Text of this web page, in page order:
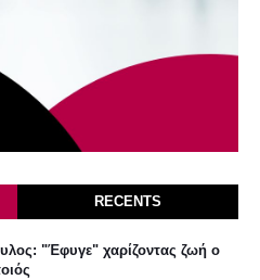
RECENTS
"Έφυγε" χαρίζοντας ζωή ο